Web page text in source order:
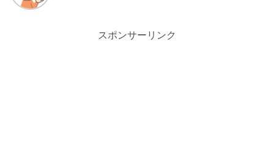
スポンサーリンク